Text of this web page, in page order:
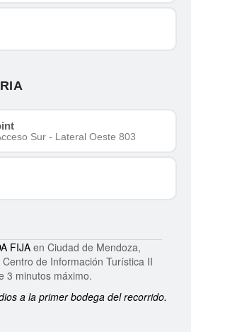
Sur - Lateral Oeste 803
FIJAen Ciudad de Mendoza,
de Información Turística II
3 minutos máximo.
a la primer bodega del recorrido.